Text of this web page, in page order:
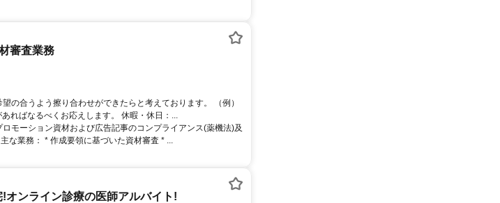
審査業務
の合うよう擦り合わせができたらと考えております。 （例）
ればなるべくお応えします。 休暇・休日：...
モーション資材および広告記事のコンプライアンス(薬機法)及
な業務： * 作成要領に基づいた資材審査 * ...
オンライン診療の医師アルバイト!